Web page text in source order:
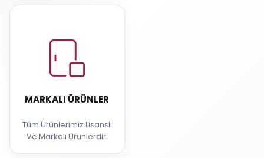
MARKALI ÜRÜNLER
Tüm Ürünlerimiz Lisanslı
Ve Markalı Ürünlerdir.